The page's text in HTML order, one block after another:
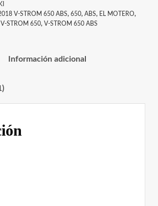
V-STROM 650 ABS, 650, ABS, EL MOTERO,
V-STROM 650, V-STROM 650 ABS
Información adicional